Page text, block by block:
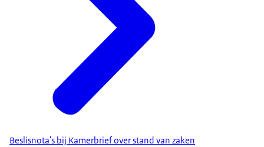
Beslisnota's bij Kamerbrief over stand van zaken